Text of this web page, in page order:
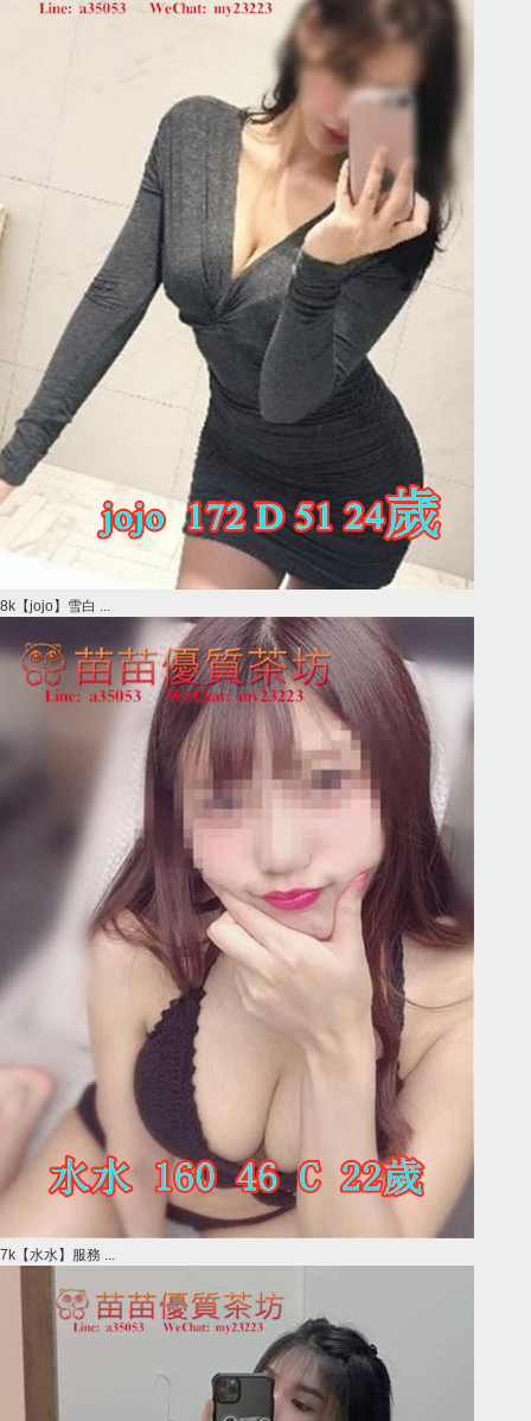
8k【jojo】雪白 ...
7k【水水】服務 ...